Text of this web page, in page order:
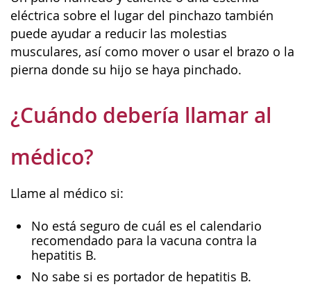
eléctrica sobre el lugar del pinchazo también
puede ayudar a reducir las molestias
musculares, así como mover o usar el brazo o la
pierna donde su hijo se haya pinchado.
¿Cuándo debería llamar al
médico?
Llame al médico si:
No está seguro de cuál es el calendario
recomendado para la vacuna contra la
hepatitis B.
No sabe si es portador de hepatitis B.